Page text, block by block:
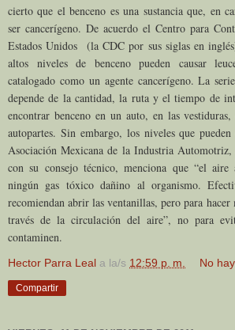
cierto que el benceno es una sustancia que, en
ser cancerígeno. De acuerdo el Centro para
Estados Unidos (la CDC por sus siglas en
altos niveles de benceno pueden causar
catalogado como un agente cancerígeno. La
depende de la cantidad, la ruta y el tiempo de
encontrar benceno en un auto, en las
autopartes. Sin embargo, los niveles que
Asociación Mexicana de la Industria Automotriz,
con su consejo técnico, menciona que “el aire
ningún gas tóxico dañino al organismo.
recomiendan abrir las ventanillas, pero para hacer
través de la circulación del aire”, no para
contaminen.
Hector Parra Leal a la/s 12:59 p. m. No
Compartir